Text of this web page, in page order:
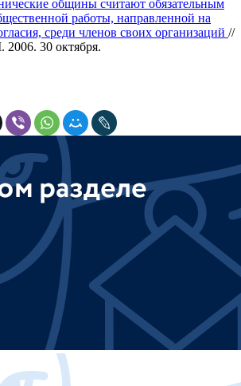
общины считают обязательным
работы, направленной на
среди членов своих организаций //
30 октября.